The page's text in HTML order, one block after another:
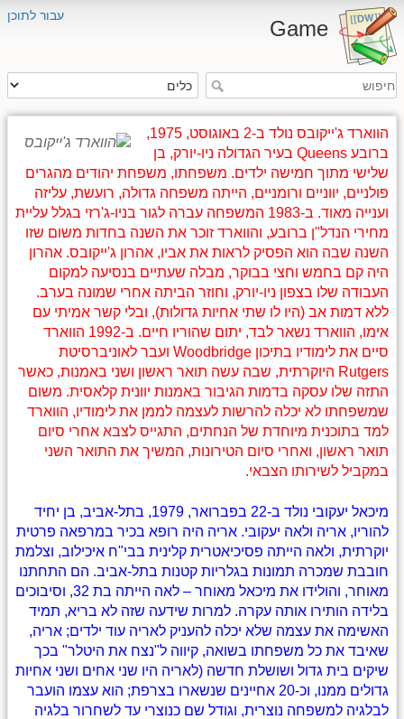
עבור לתוכן
Game
הווארד ג'ייקובס נולד ב-2 באוגוסט, 1975,
ברובע Queens בעיר הגדולה ניו-יורק, בן
שלישי מתוך חמישה ילדים. משפחתו, משפחת יהודים מהגרים
פולניים, יווניים ורומניים, הייתה משפחה גדולה, רועשת, עליזה
וענייה מאוד. ב-1983 המשפחה עברה לגור בניו-ג'רזי בגלל עליית
מחירי הנדל"ן ברובע, והווארד זוכר את השנה בחדות משום שזו
השנה שבה הוא הפסיק לראות את אביו, אהרון ג'ייקובס. אהרון
היה קם בחמש וחצי בבוקר, מבלה שעתיים בנסיעה למקום
העבודה שלו בצפון ניו-יורק, וחוזר הביתה אחרי שמונה בערב.
ללא דמות אב (היו לו שתי אחיות גדולות), ובלי קשר אמיתי עם
אימו, הווארד נשאר לבד, יתום שהוריו חיים. ב-1992 הווארד
סיים את לימודיו בתיכון Woodbridge ועבר לאוניברסיטת
Rutgers היוקרתית, שבה עשה תואר ראשון ושני באמנות, כאשר
התזה שלו עסקה בדמות הגיבור באמנות יוונית קלאסית. משום
שמשפחתו לא יכלה להרשות לעצמה לממן את לימודיו, הווארד
למד בתוכנית מיוחדת של הנחתים, התגייס לצבא אחרי סיום
תואר ראשון, ואחרי סיום הטירונות, המשיך את התואר השני
במקביל לשירותו הצבאי.
מיכאל יעקובי נולד ב-22 בפברואר, 1979, בתל-אביב, בן יחיד
להוריו, אריה ולאה יעקובי. אריה היה רופא בכיר במרפאה פרטית
יוקרתית, ולאה הייתה פסיכיאטרית קלינית בבי"ח איכילוב, וצלמת
חובבת שמכרה תמונות בגלריות קטנות בתל-אביב. הם התחתנו
מאוחר, והולידו את מיכאל מאוחר – לאה הייתה בת 32, וסיבוכים
בלידה הותירו אותה עקרה. למרות שידעה שזה לא בריא, תמיד
האשימה את עצמה שלא יכלה להעניק לאריה עוד ילדים; אריה,
שאיבד את כל משפחתו בשואה, קיווה ל"נצח את היטלר" בכך
שיקים בית גדול ושושלת חדשה (לאריה היו שני אחים ושני אחיות
גדולים ממנו, וכ-20 אחיינים שנשארו בצרפת; הוא עצמו הועבר
לבלגיה למשפחה נוצרית, וגודל שם כנוצרי עד לשחרור בלגיה